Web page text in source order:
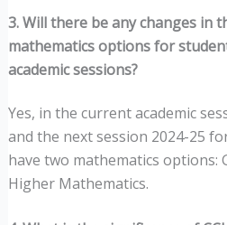
3. Will there be any changes in
mathematics options for
academic sessions?
Yes, in the current academic
and the next session 2024-25
have two mathematics options:
Higher Mathematics.